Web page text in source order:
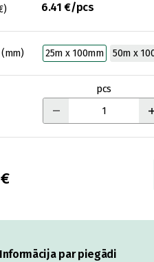
6.41 €/pcs
25m x 100mm 50m x
pcs
Informācija par piegādi